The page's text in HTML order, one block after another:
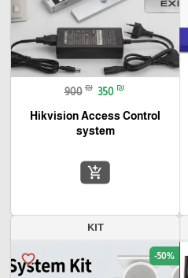
900 ₪ 350 ₪
Hikvision Access Control
system
add_shopping_cart
KIT
favorite_border -50%